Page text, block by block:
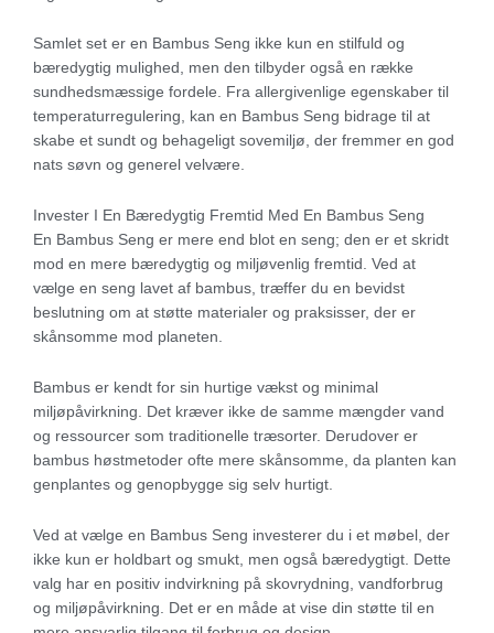
Samlet set er en Bambus Seng ikke kun en stilfuld og
bæredygtig mulighed, men den tilbyder også en række
sundhedsmæssige fordele. Fra allergivenlige egenskaber til
temperaturregulering, kan en Bambus Seng bidrage til at
skabe et sundt og behageligt sovemiljø, der fremmer en god
nats søvn og generel velvære.
Invester I En Bæredygtig Fremtid Med En Bambus Seng
En Bambus Seng er mere end blot en seng; den er et skridt
mod en mere bæredygtig og miljøvenlig fremtid. Ved at
vælge en seng lavet af bambus, træffer du en bevidst
beslutning om at støtte materialer og praksisser, der er
skånsomme mod planeten.
Bambus er kendt for sin hurtige vækst og minimal
miljøpåvirkning. Det kræver ikke de samme mængder vand
og ressourcer som traditionelle træsorter. Derudover er
bambus høstmetoder ofte mere skånsomme, da planten kan
genplantes og genopbygge sig selv hurtigt.
Ved at vælge en Bambus Seng investerer du i et møbel, der
ikke kun er holdbart og smukt, men også bæredygtigt. Dette
valg har en positiv indvirkning på skovrydning, vandforbrug
og miljøpåvirkning. Det er en måde at vise din støtte til en